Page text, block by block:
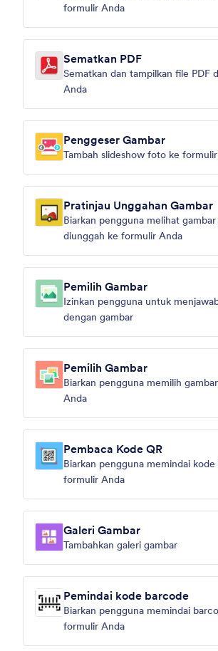
formulir Anda
Sematkan PDF
Sematkan dan tampilkan file PDF
Anda
Penggeser Gambar
Tambah slideshow foto ke
Pratinjau Unggahan Gambar
Biarkan pengguna melihat
diunggah ke formulir Anda
Pemilih Gambar
Izinkan pengguna untuk
dengan gambar
Pemilih Gambar
Biarkan pengguna memilih
Anda
Pembaca Kode QR
Biarkan pengguna memindai kode
formulir Anda
Galeri Gambar
Tambahkan galeri gambar
Pemindai kode barcode
Biarkan pengguna memindai
formulir Anda